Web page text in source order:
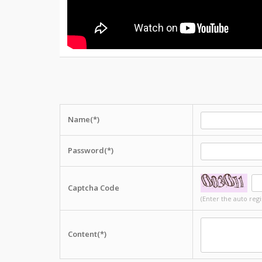
Name(*)
Password(*)
Captcha Code
(Enter the auto
Content(*)